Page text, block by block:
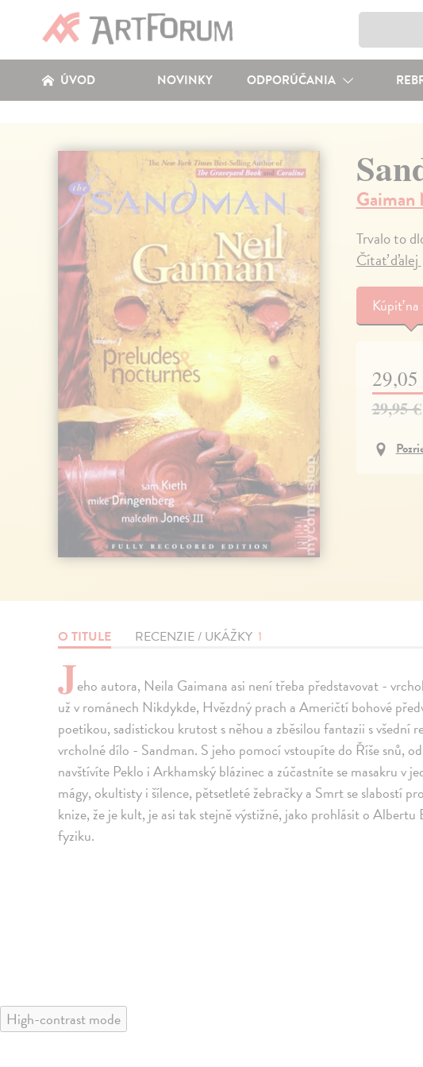
ÚVOD NOVINKY ODPORÚČANIA
Gaiman
Trvalo to
Čítať ďalej
Kúpiť
29,95 €
O TITULE RECENZIE / UKÁŽKY 1
Jeho autora, Neila Gaimana asi není třeba představovat -
už v románech Nikdykde, Hvězdný prach a Američtí bohové
poetikou, sadistickou krutost s něhou a zběsilou fantazii s všední
vrcholné dílo - Sandman. S jeho pomocí vstoupíte do Říše snů,
navštívíte Peklo i Arkhamský blázinec a zúčastníte se masakru v
mágy, okultisty i šílence, pětsetleté žebračky a Smrt se slabostí
knize, že je kult, je asi tak stejně výstižné, jako prohlásit o
fyziku.
High-contrast mode